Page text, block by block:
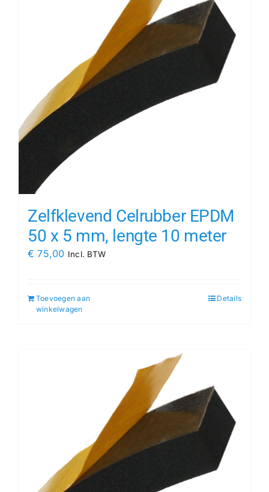
Zelfklevend Celrubber EPDM
50 x 5 mm, lengte 10 meter
€ 75,00 Incl. BTW
Toevoegen aan
winkelwagen
Details